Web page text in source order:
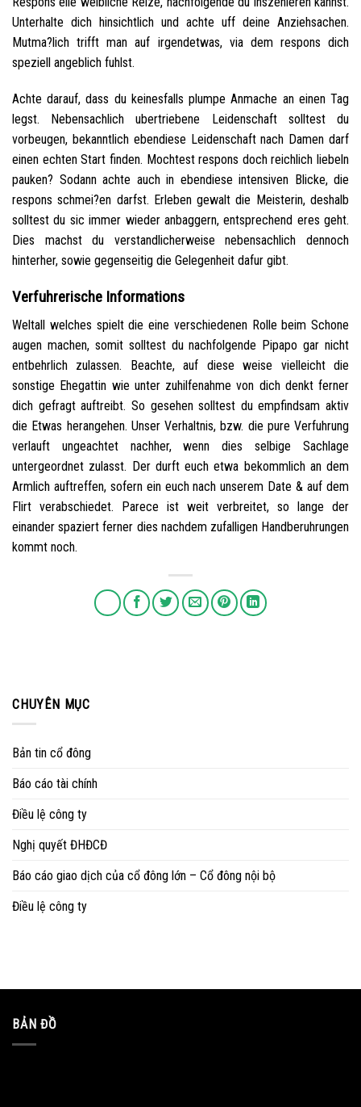
Unterhalte dich hinsichtlich und achte uff deine Anziehsachen.
Mutma?lich trifft man auf irgendetwas, via dem respons dich
speziell angeblich fuhlst.
Achte darauf, dass du keinesfalls plumpe Anmache an einen Tag
legst. Nebensachlich ubertriebene Leidenschaft solltest du
vorbeugen, bekanntlich ebendiese Leidenschaft nach Damen darf
einen echten Start finden. Mochtest respons doch reichlich liebeln
pauken? Sodann achte auch in ebendiese intensiven Blicke, die
respons schmei?en darfst. Erleben gewalt die Meisterin, deshalb
solltest du sic immer wieder anbaggern, entsprechend eres geht.
Dies machst du verstandlicherweise nebensachlich dennoch
hinterher, sowie gegenseitig die Gelegenheit dafur gibt.
Verfuhrerische Informations
Weltall welches spielt die eine verschiedenen Rolle beim Schone
augen machen, somit solltest du nachfolgende Pipapo gar nicht
entbehrlich zulassen. Beachte, auf diese weise vielleicht die
sonstige Ehegattin wie unter zuhilfenahme von dich denkt ferner
dich gefragt auftreibt. So gesehen solltest du empfindsam aktiv
die Etwas herangehen. Unser Verhaltnis, bzw. die pure Verfuhrung
verlauft ungeachtet nachher, wenn dies selbige Sachlage
untergeordnet zulasst. Der durft euch etwa bekommlich an dem
Armlich auftreffen, sofern ein euch nach unserem Date & auf dem
Flirt verabschiedet. Parece ist weit verbreitet, so lange der
einander spaziert ferner dies nachdem zufalligen Handberuhrungen
kommt noch.
CHUYÊN MỤC
Bản tin cổ đông
Báo cáo tài chính
Điều lệ công ty
Nghị quyết ĐHĐCĐ
Báo cáo giao dịch của cổ đông lớn – Cổ đông nội bộ
Điều lệ công ty
BẢN ĐỒ